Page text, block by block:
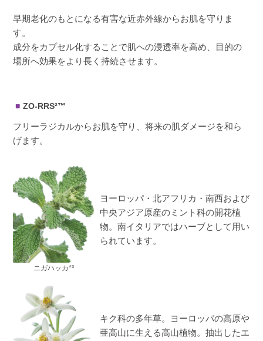
早期老化のもとになる有害な近赤外線からお肌を守りま
す。
成分をカプセル化することで肌への浸透率を高め、目的の
場所へ効果をより長く持続させます。
ZO-RRS²™
フリーラジカルからお肌を守り、将来の肌ダメージを和ら
げます。
ニガハッカ*³
ヨーロッパ・北アフリカ・南西および
中央アジア原産のミント科の開花植
物。南イタリアではハーブとして用い
られています。
キク科の多年草。ヨーロッパの高原や
亜高山に生える高山植物。抽出したエ